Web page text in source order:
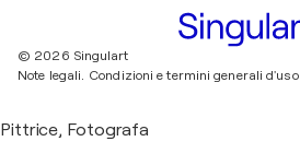
© 2026 Singulart
Note legali. Condizioni e termini generali d'uso
Pittrice, Fotografa